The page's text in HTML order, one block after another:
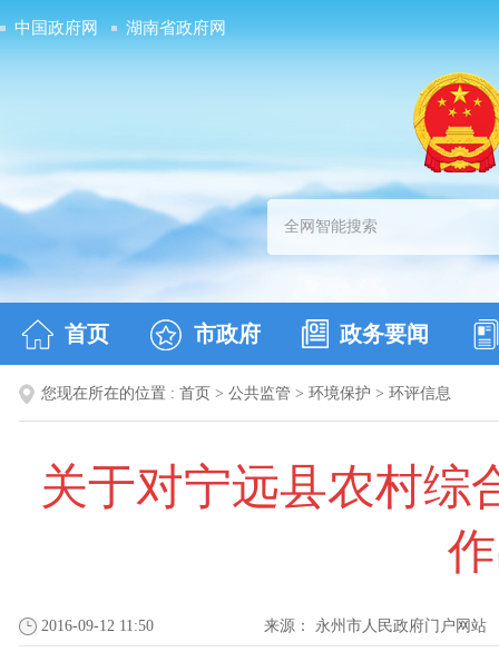
中国政府网 湖南省政府网
首页 市政府 政务要闻
您现在所在的位置 : 首页 > 公共监管 > 环境保护 > 环评信息
关于对宁远县农村综
2016-09-12 11:50 来源： 永州市人民政府门户网站